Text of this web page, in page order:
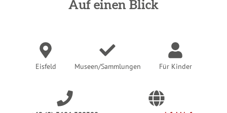
Auf einen Blick
Eisfeld Museen/Sammlungen Für Kinder